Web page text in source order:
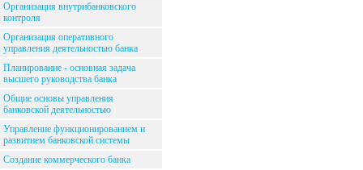
Организация внутрибанковского
контроля
Организация оперативного
управления деятельностью банка
Планирование - основная задача
высшего руководства банка
Общие основы управления
банковской деятельностью
Управление функционированием и
развитием банковской системы
Создание коммерческого банка